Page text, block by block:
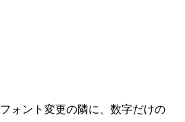
フォント変更の隣に、数字だけの